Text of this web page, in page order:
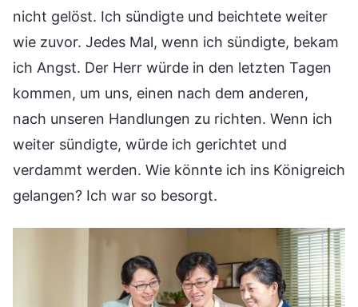
nicht gelöst. Ich sündigte und beichtete weiter
wie zuvor. Jedes Mal, wenn ich sündigte, bekam
ich Angst. Der Herr würde in den letzten Tagen
kommen, um uns, einen nach dem anderen,
nach unseren Handlungen zu richten. Wenn ich
weiter sündigte, würde ich gerichtet und
verdammt werden. Wie könnte ich ins Königreich
gelangen? Ich war so besorgt.